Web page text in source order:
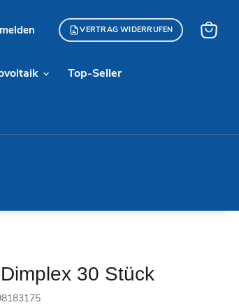
VERTRAG WIDERRUFEN
Top-Seller
30 Stück